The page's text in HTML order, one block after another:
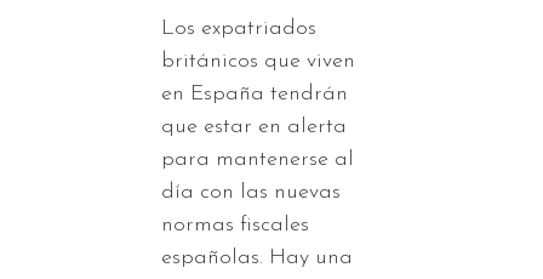
Los expatriados
británicos que viven
en España tendrán
que estar en alerta
para mantenerse al
día con las nuevas
normas fiscales
españolas. Hay una